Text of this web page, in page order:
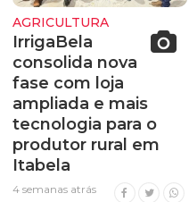
AGRICULTURA
IrrigaBela
consolida nova
fase com loja
ampliada e mais
tecnologia para o
produtor rural em
Itabela
4 semanas atrás